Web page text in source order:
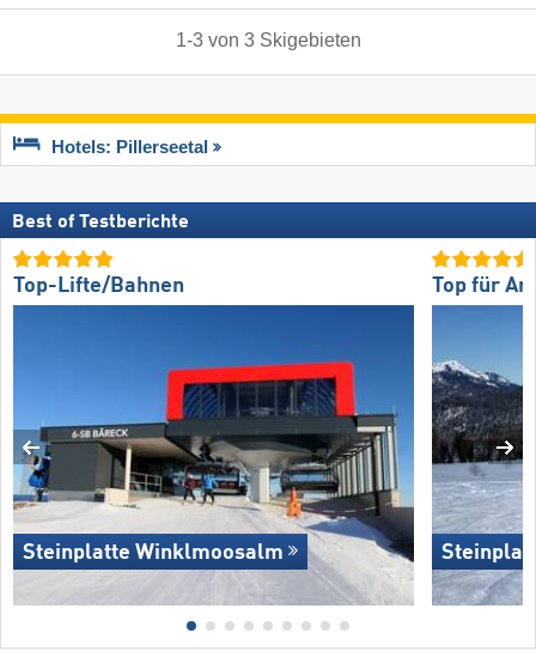
1-3von 3 Skigebieten
Hotels: Pillerseetal
Best of Testberichte
Top-Lifte/Bahnen
Steinplatte Winklmoosalm
Top für